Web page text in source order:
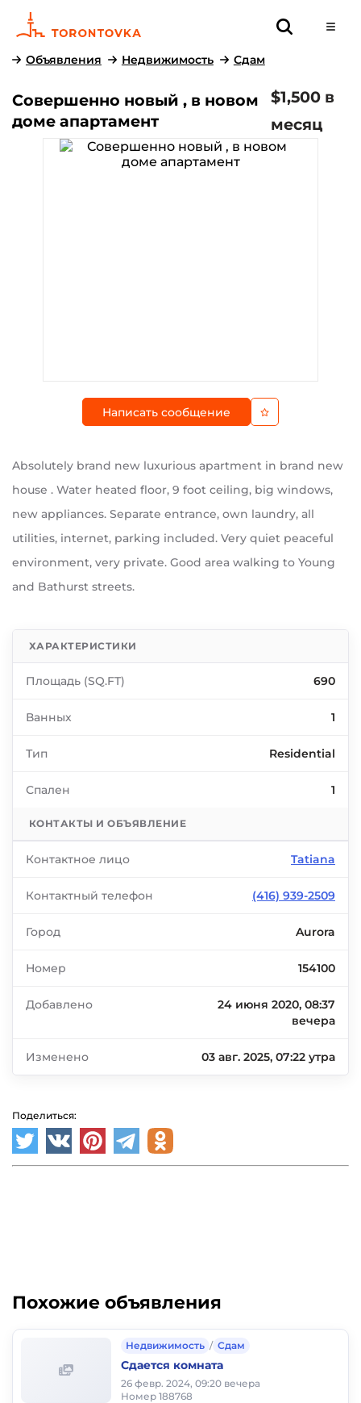
Объявления Недвижимость Сдам
Совершенно новый , в новом
доме апартамент
$1,500 в
месяц
Написать сообщение
Absolutely brand new luxurious apartment in brand new
house . Water heated floor, 9 foot ceiling, big windows,
new appliances. Separate entrance, own laundry, all
utilities, internet, parking included. Very quiet peaceful
environment, very private. Good area walking to Young
and Bathurst streets.
ХАРАКТЕРИСТИКИ
Площадь (SQ.FT) 690
Ванных 1
Тип Residential
Спален 1
КОНТАКТЫ И ОБЪЯВЛЕНИЕ
Контактное лицо Tatiana
Контактный телефон (416) 939-2509
Город Aurora
Номер 154100
Добавлено
24 июня 2020, 08:37
вечера
Изменено 03 авг. 2025, 07:22 утра
Поделиться:
Похожие объявления
Недвижимость / Сдам
Сдается комната
26 февр. 2024, 09:20 вечера
Номер 188768